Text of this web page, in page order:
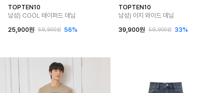
TOPTEN10
남성) COOL 테이퍼드 데님
25,900원
59,900원 56%
TOPTEN10
남성) 이지 와이드 데님
39,900원
59,900원 33%